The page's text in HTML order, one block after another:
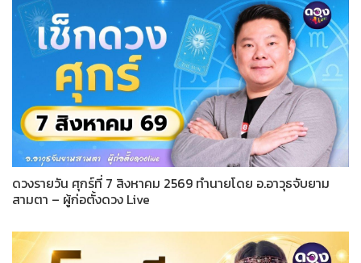
ดวงรายวัน ศุกร์ที่ 7 สิงหาคม 2569 ทำนายโดย อ.อาวุธจับยาม
สามตา – ผู้ก่อตั้งดวง Live